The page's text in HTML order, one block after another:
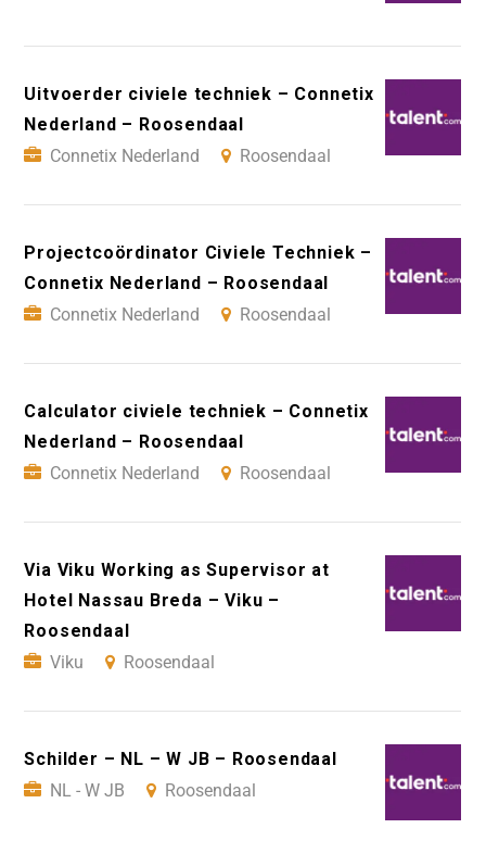
Uitvoerder civiele techniek – Connetix
Nederland – Roosendaal
Connetix Nederland
Roosendaal
Projectcoördinator Civiele Techniek –
Connetix Nederland – Roosendaal
Connetix Nederland
Roosendaal
Calculator civiele techniek – Connetix
Nederland – Roosendaal
Connetix Nederland
Roosendaal
Via Viku Working as Supervisor at
Hotel Nassau Breda – Viku –
Roosendaal
Viku
Roosendaal
Schilder – NL – W JB – Roosendaal
NL - W JB
Roosendaal